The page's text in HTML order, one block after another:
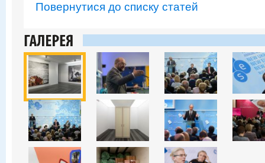
Повернутися до списку статей